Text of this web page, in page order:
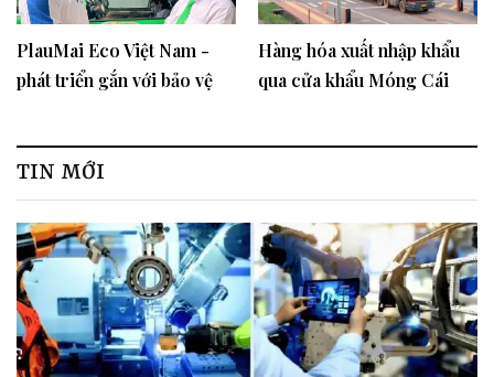
PlauMai Eco Việt Nam -
phát triển gắn với bảo vệ
Hàng hóa xuất nhập khẩu
qua cửa khẩu Móng Cái
TIN MỚI